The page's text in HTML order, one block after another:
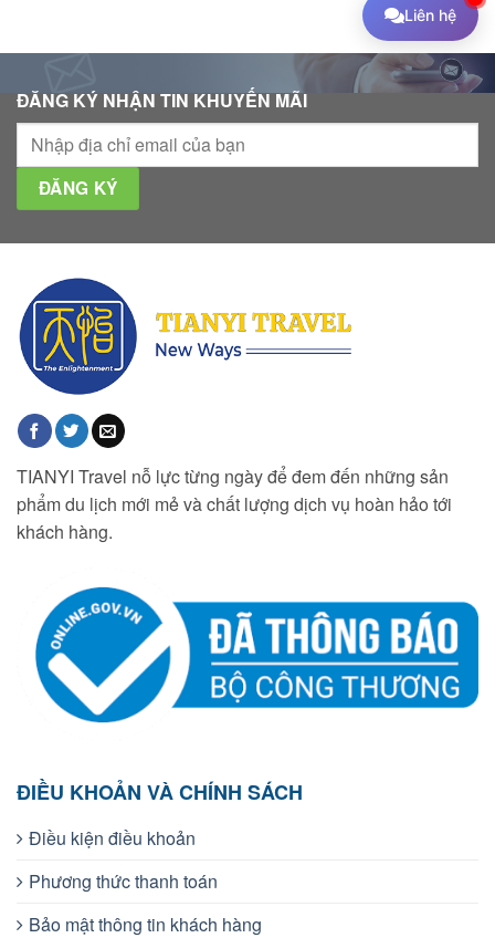
ĐĂNG KÝ NHẬN TIN KHUYẾN MÃI
TIANYI Travel nỗ lực từng ngày để đem đến những sản
phẩm du lịch mới mẻ và chất lượng dịch vụ hoàn hảo tới
khách hàng.
ĐIỀU KHOẢN VÀ CHÍNH SÁCH
Điều kiện điều khoản
Phương thức thanh toán
Bảo mật thông tin khách hàng
Liên hệ